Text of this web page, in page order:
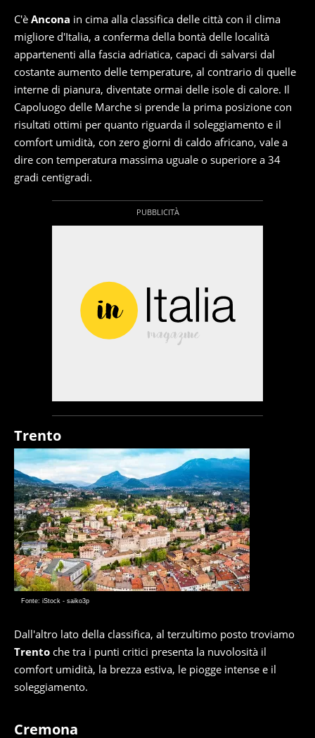
C'è Ancona in cima alla classifica delle città con il clima
migliore d'Italia, a conferma della bontà delle località
appartenenti alla fascia adriatica, capaci di salvarsi dal
costante aumento delle temperature, al contrario di quelle
interne di pianura, diventate ormai delle isole di calore. Il
Capoluogo delle Marche si prende la prima posizione con
risultati ottimi per quanto riguarda il soleggiamento e il
comfort umidità, con zero giorni di caldo africano, vale a
dire con temperatura massima uguale o superiore a 34
gradi centigradi.
Trento
Fonte: iStock - saiko3p
Dall'altro lato della classifica, al terzultimo posto troviamo
Trento che tra i punti critici presenta la nuvolosità il
comfort umidità, la brezza estiva, le piogge intense e il
soleggiamento.
Cremona